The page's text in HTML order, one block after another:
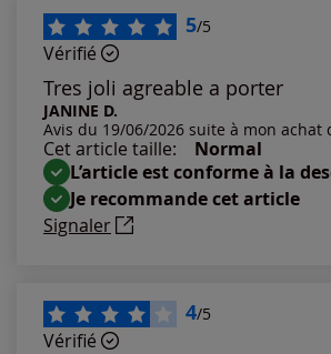
Les plus récents
Les plus anciens
Notes les plus élevées
Notes les plus basses
5/5
Vérifié
Tres joli agreable a porter
JANINE D.
Avis du 19/06/2026 suite à mon achat
Cet article taille:
Normal
L’article est conforme à la
Je recommande cet article
Signaler
4/5
Vérifié